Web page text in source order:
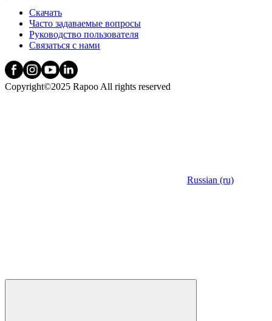
Скачать
Часто задаваемые вопросы
Руководство пользователя
Связаться с нами
Copyright©2025 Rapoo All rights reserved
Russian (ru)